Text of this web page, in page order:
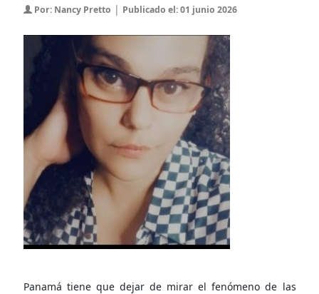
Por: Nancy Pretto | Publicado el: 01 junio 2026
Panamá tiene que dejar de mirar el fenómeno de las